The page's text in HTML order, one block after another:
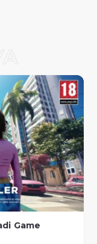
Game